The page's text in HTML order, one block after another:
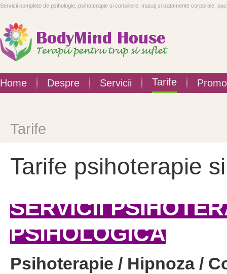
Servicii complete de psihologie, psihoterapie si consiliere, masaj si tratamente corporale,
Home Despre Servicii Tarife
Tarife
Tarife psihoterapie
SERVICII
PSIHOLOGICA
Psihoterapie / Hipnoza /